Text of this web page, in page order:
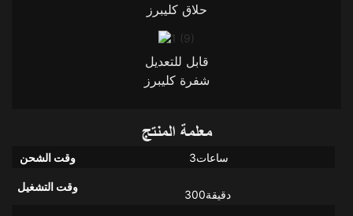
حلاق كليبرز
قابل للتعديل
شفرة كليبرز
معلمة المنتج
وقت الشحن ساعات3
وقت التشغيل